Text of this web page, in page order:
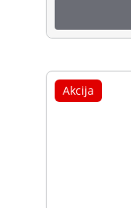
Akcija